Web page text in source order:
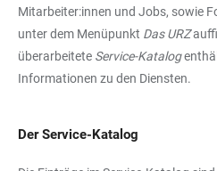
Mitarbeiter:innen und Jobs, sowie
unter dem Menüpunkt Das URZ
überarbeitete Service-Katalog
Informationen zu den Diensten.
Der Service-Katalog